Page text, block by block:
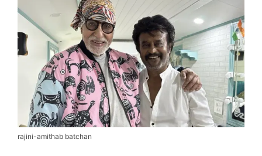
rajini-amithab batchan